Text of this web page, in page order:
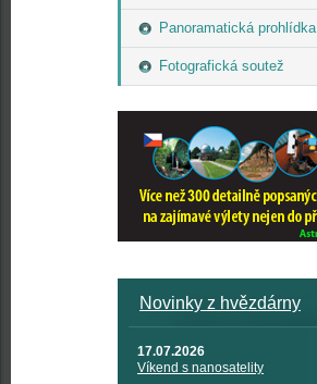
Panoramatická prohlídka
Fotografická soutež
Novinky z hvězdárny
17.07.2026
Víkend s nanosatelity